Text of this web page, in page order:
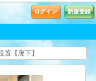
ログイン 新規登録
置【廊下】